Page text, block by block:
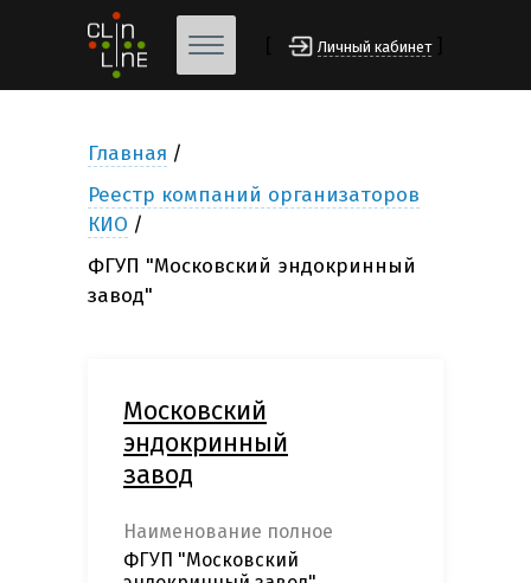
Личный кабинет
Главная
Реестр компаний организаторов
КИО
ФГУП "Московский эндокринный
завод"
Московский
эндокринный
завод
Наименование полное
ФГУП "Московский